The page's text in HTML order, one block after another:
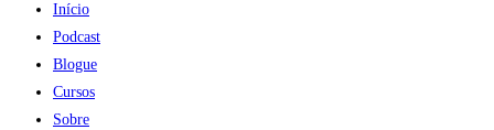
Início
Podcast
Blogue
Cursos
Sobre